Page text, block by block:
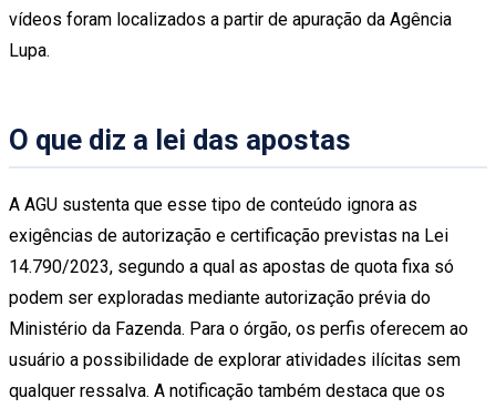
vídeos foram localizados a partir de apuração da Agência
Lupa.
O que diz a lei das apostas
A AGU sustenta que esse tipo de conteúdo ignora as
exigências de autorização e certificação previstas na Lei
14.790/2023, segundo a qual as apostas de quota fixa só
podem ser exploradas mediante autorização prévia do
Ministério da Fazenda. Para o órgão, os perfis oferecem ao
usuário a possibilidade de explorar atividades ilícitas sem
qualquer ressalva. A notificação também destaca que os